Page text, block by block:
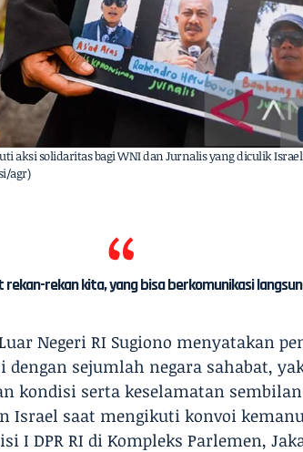
aksi solidaritas bagi WNI dan Jurnalis yang diculik
agr)
rekan kita, yang bisa berkomunikasi
Negeri RI Sugiono menyatakan
sejumlah negara sahabat,
kondisi serta keselamatan
Israel saat mengikuti konvoi
I DPR RI di Kompleks Parlemen,